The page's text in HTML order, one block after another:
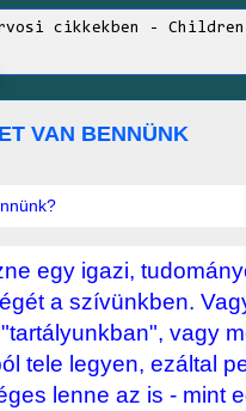
cikkekben -
VAN BENNÜNK
egy igazi,
a szívünkben.
vagy
tele legyen, ezáltal
lenne az is - mint